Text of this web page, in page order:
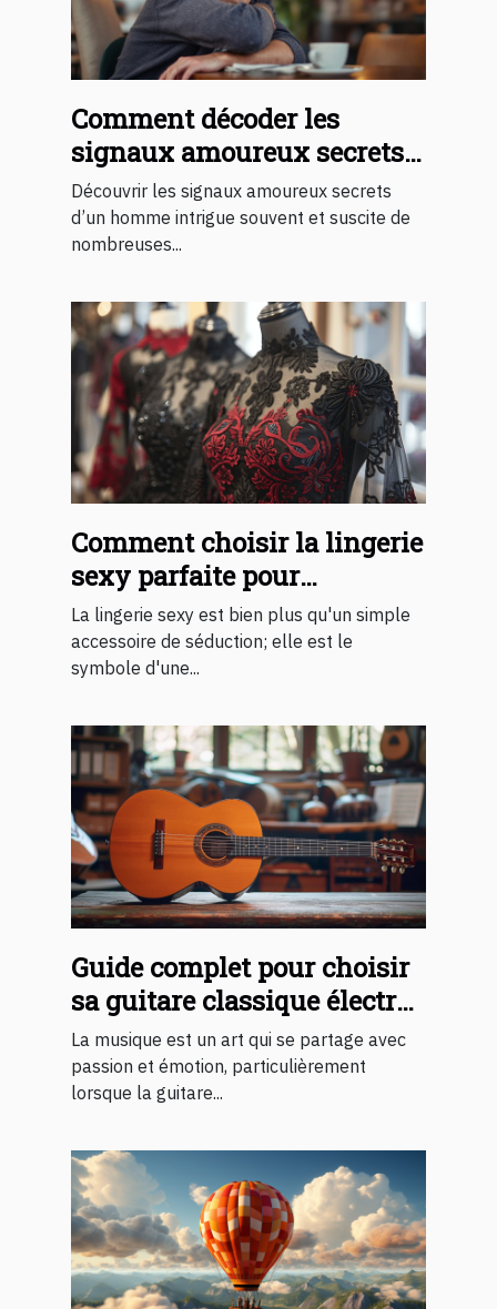
Comment décoder les
signaux amoureux secrets
d'un homme ?
Découvrir les signaux amoureux secrets
d’un homme intrigue souvent et suscite de
nombreuses...
Comment choisir la lingerie
sexy parfaite pour
surprendre votre partenaire
La lingerie sexy est bien plus qu'un simple
accessoire de séduction; elle est le
symbole d'une...
Guide complet pour choisir
sa guitare classique électro-
acoustique
La musique est un art qui se partage avec
passion et émotion, particulièrement
lorsque la guitare...